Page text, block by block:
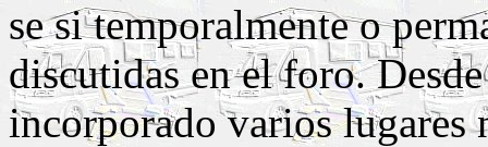
se si temporalmente o
discutidas en el foro.
incorporado varios lugares